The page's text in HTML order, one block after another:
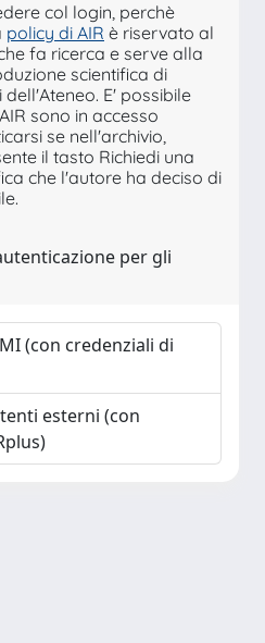
col login, perchè
policy di AIR è riservato al
fa ricerca e serve alla
scientifica di
E' possibile
sono in accesso
se nell'archivio,
il tasto Richiedi una
che l'autore ha deciso di
per gli
(con credenziali di
esterni (con